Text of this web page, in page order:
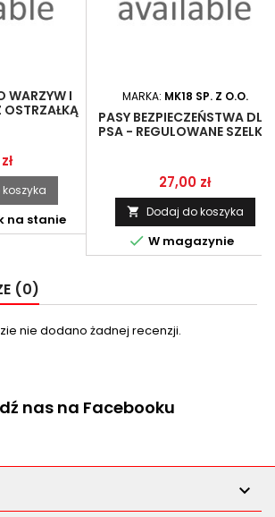
WARZYW I
na stanie
MARKA: MK18 SP. Z O.O.
PASY BEZPIECZEŃSTWA DLA
PSA - REGULOWANE SZELKI I
Cena
27,00 zł
 Dodaj do koszyka
 W magazynie
(0)
nie dodano żadnej recenzji.
nas na Facebooku
